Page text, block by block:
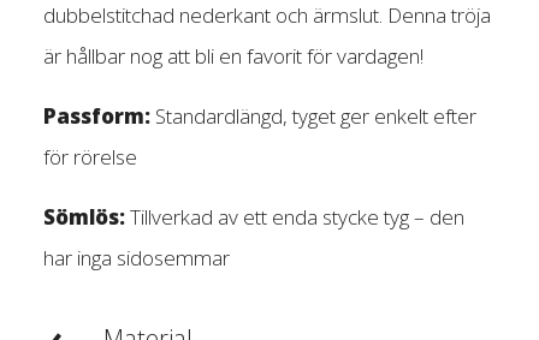
dubbelstitchad nederkant och ärmslut. Denna tröja
är hållbar nog att bli en favorit för vardagen!
Passform:Standardlängd, tyget ger enkelt efter
för rörelse
Sömlös:Tillverkad av ett enda stycke tyg – den
har inga sidosemmar